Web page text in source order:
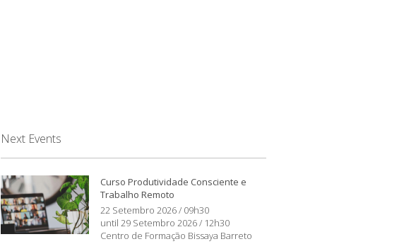
Next Events
Curso Produtividade Consciente e
Trabalho Remoto
22 Setembro 2026 / 09h30
until 29 Setembro 2026 / 12h30
Centro de Formação Bissaya Barreto